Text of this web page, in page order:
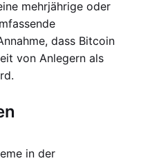
mehrjährige oder
dass Bitcoin
von Anlegern als
in der